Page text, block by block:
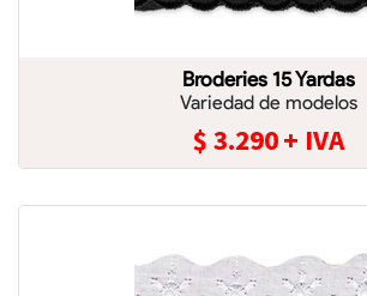
Broderies 15 Yardas
Variedad de modelos
$ 3.290+ IVA